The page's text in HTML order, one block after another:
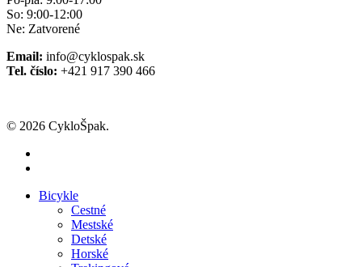
So: 9:00-12:00
Ne: Zatvorené
Email: info@cyklospak.sk
Tel. číslo: +421 917 390 466
© 2026 CykloŠpak.
Close
Bicykle
Cestné
Mestské
Detské
Horské